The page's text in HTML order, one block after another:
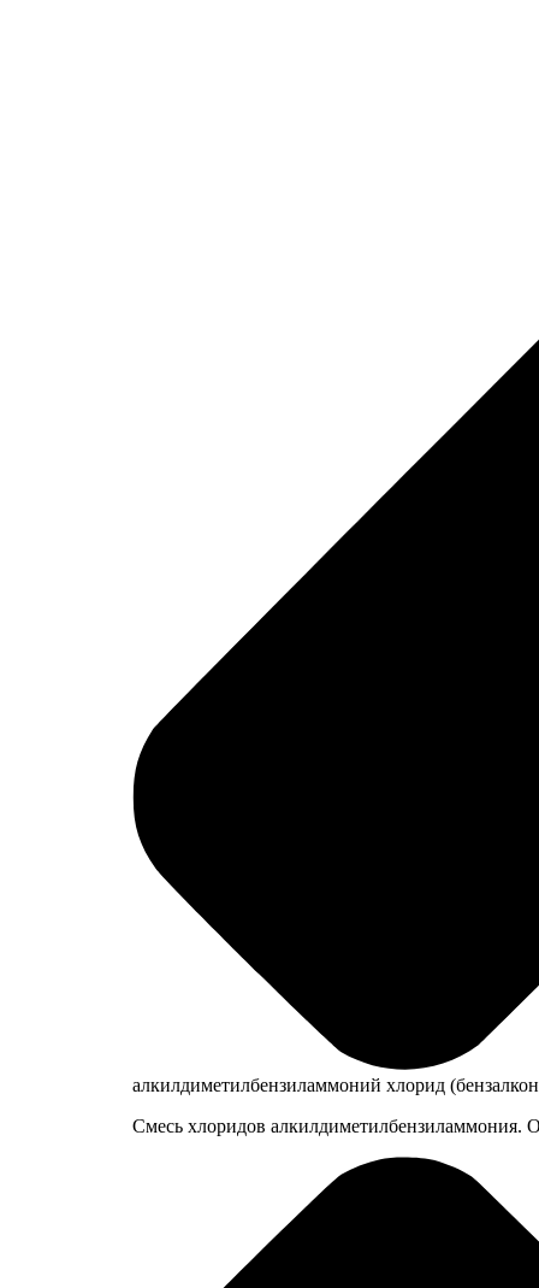
алкилдиметилбензиламмоний хлорид
Смесь хлоридов